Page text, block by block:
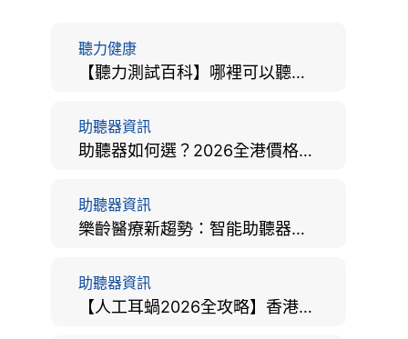
聽力健康
【聽力測試百科】哪裡可以聽力檢查？費用、標準、流程、在家聽力檢測與iPhone測試全攻略
助聽器資訊
助聽器如何選？2026全港價格比較、款式分析及老人選購全攻略
助聽器資訊
樂齡醫療新趨勢：智能助聽器結合 AI 眼底相機，如何全方位守護長者健康？
助聽器資訊
【人工耳蝸2026全攻略】香港手術費用、原理與副作用評估！